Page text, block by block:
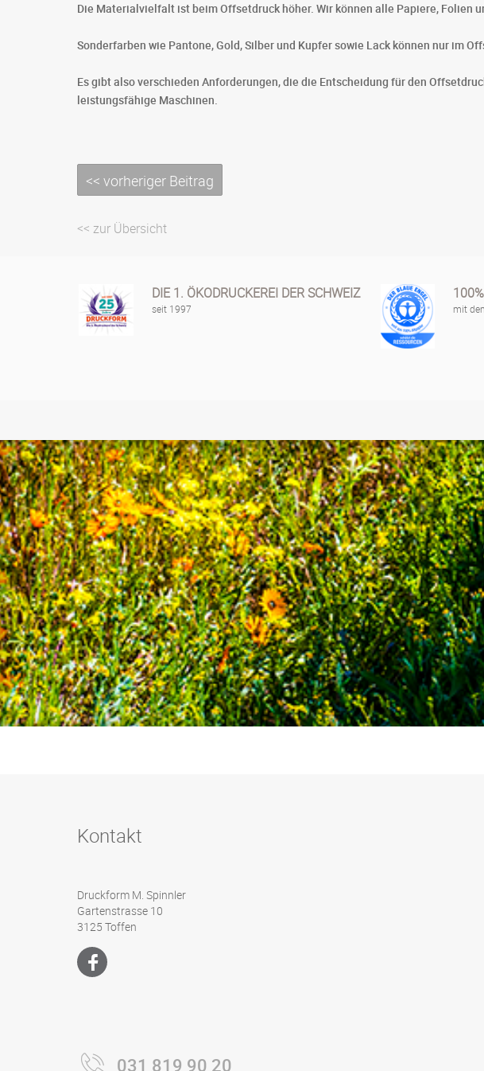
Die Materialvielfalt ist beim Offsetdruck höher. Wir können alle Papiere, Folien
Sonderfarben wie Pantone, Gold, Silber und Kupfer sowie Lack können nur im
Es gibt also verschieden Anforderungen, die die Entscheidung für den
leistungsfähige Maschinen.
<< vorheriger Beitrag
<< zur Übersicht
DIE 1. ÖKODRUCKEREI DER SCHWEIZ
seit 1997 mit
Kontakt
Druckform M. Spinnler
Gartenstrasse 10
3125 Toffen
031 819 90 20